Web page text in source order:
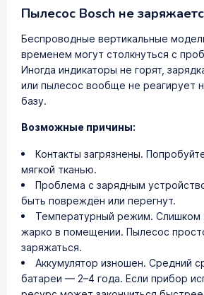
Пылесос Bosch не
Беспроводные вертикальные
временем могут столкнуться с
Иногда индикаторы не горят,
или пылесос вообще не реагирует
базу.
Возможные причины:
Контакты загрязнены.
мягкой тканью.
Проблема с зарядным
быть повреждён или перегнут.
Температурный режим. Слишком
жарко в помещении. Пылесос
заряжаться.
Аккумулятор изношен. Средний
батареи — 2–4 года. Если прибор